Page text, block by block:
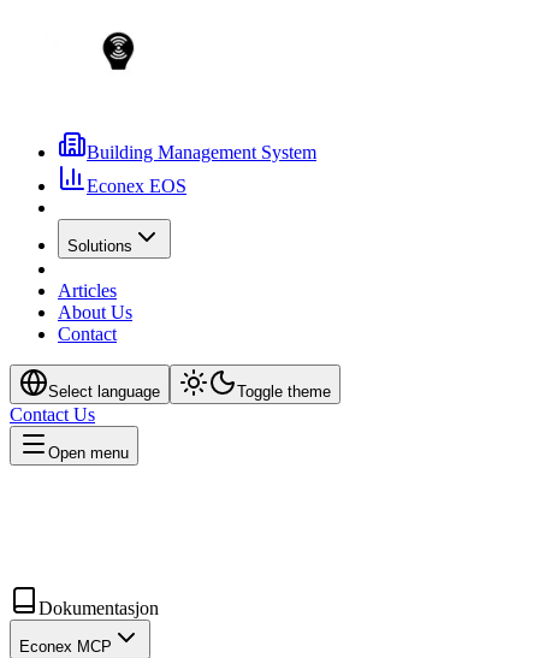
Building Management System
Econex EOS
Solutions
Articles
About Us
Contact
Select language Toggle theme
Contact Us
Open menu
Dokumentasjon
Econex MCP